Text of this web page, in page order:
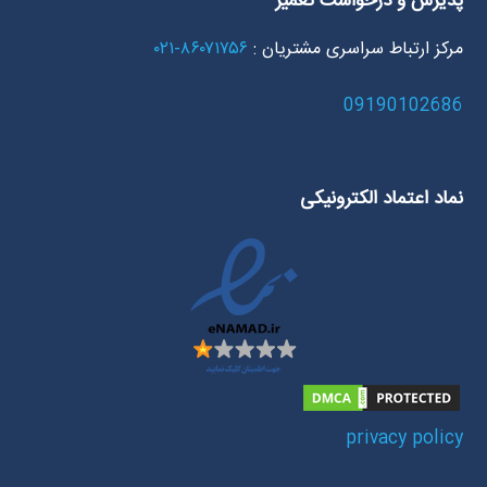
مرکز ارتباط سراسری مشتریان : ۸۶۰۷۱۷۵۶-۰۲۱
09190102686
نماد اعتماد الکترونیکی
privacy policy